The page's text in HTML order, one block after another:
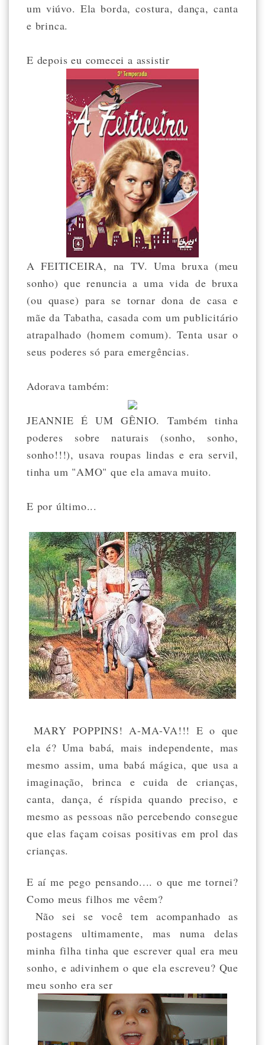
um viúvo. Ela borda, costura, dança, canta
e brinca.
E depois eu comecei a assistir
A FEITICEIRA, na TV. Uma bruxa (meu
sonho) que renuncia a uma vida de bruxa
(ou quase) para se tornar dona de casa e
mãe da Tabatha, casada com um publicitário
atrapalhado (homem comum). Tenta usar o
seus poderes só para emergências.
Adorava também:
JEANNIE É UM GÊNIO. Também tinha
poderes sobre naturais (sonho, sonho,
sonho!!!), usava roupas lindas e era servil,
tinha um "AMO" que ela amava muito.
E por último...
MARY POPPINS! A-MA-VA!!! E o que
ela é? Uma babá, mais independente, mas
mesmo assim, uma babá mágica, que usa a
imaginação, brinca e cuida de crianças,
canta, dança, é ríspida quando preciso, e
mesmo as pessoas não percebendo consegue
que elas façam coisas positivas em prol das
crianças.
E aí me pego pensando.... o que me tornei?
Como meus filhos me vêem?
Não sei se você tem acompanhado as
postagens ultimamente, mas numa delas
minha filha tinha que escrever qual era meu
sonho, e adivinhem o que ela escreveu? Que
meu sonho era ser